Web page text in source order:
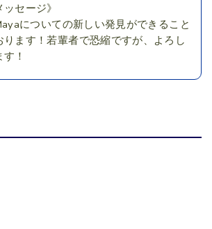
セージ》
についての新しい発見ができること
ります！若輩者で恐縮ですが、よろし
！